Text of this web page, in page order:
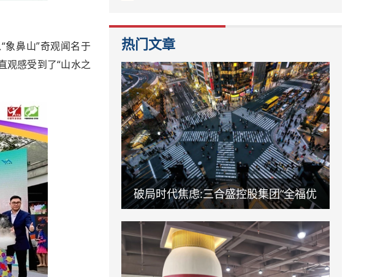
象鼻山”奇观闻名于
观感受到了“山水之
热门文章
破局时代焦虑:三合盛控股集团“全福优
选”平台正式启航